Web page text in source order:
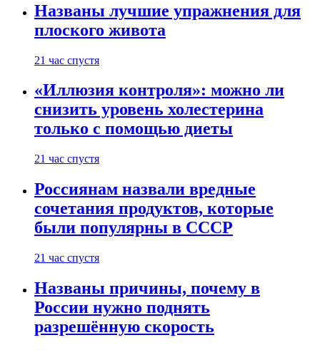
Названы лучшие упражнения для
плоского живота
21 час спустя
«Иллюзия контроля»: можно ли
снизить уровень холестерина
только с помощью диеты
21 час спустя
Россиянам назвали вредные
сочетания продуктов, которые
были популярны в СССР
21 час спустя
Названы причины, почему в
России нужно поднять
разрешённую скорость